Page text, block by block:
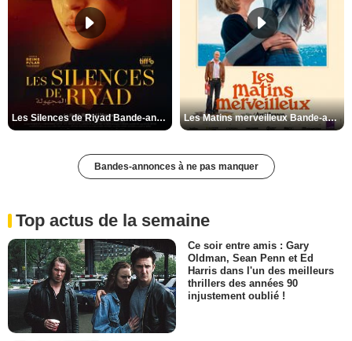
Les Silences de Riyad Bande-annonce VO STFR Les Matins merveilleux Bande-annonce VF
Bandes-annonces à ne pas manquer
Top actus de la semaine
Ce soir entre amis : Gary
Oldman, Sean Penn et Ed
Harris dans l'un des meilleurs
thrillers des années 90
injustement oublié !